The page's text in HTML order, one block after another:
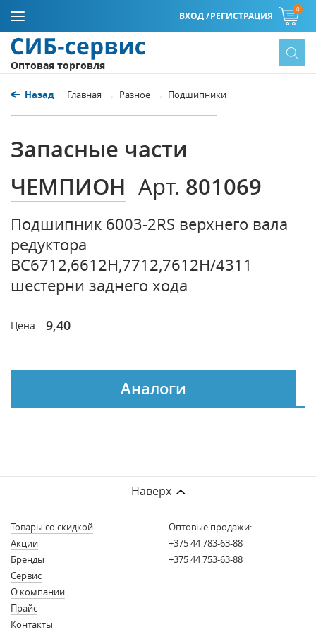
ВХОД /РЕГИСТРАЦИЯ
0
Оптовая торговля
Назад Главная Разное Подшипники
Запасные части
ЧЕМПИОН Арт. 801069
Подшипник 6003-2RS верхнего вала
редуктора
ВС6712,6612Н,7712,7612Н/4311
шестерни заднего хода
Цена 9,40
Аналоги
Наверх
Товары со скидкой
Акции
Бренды
Сервис
О компании
Прайс
Контакты
Оптовые продажи:
+375 44 783-63-88
+375 44 753-63-88